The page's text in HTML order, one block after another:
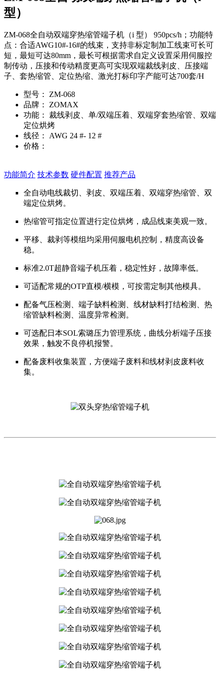
型）
ZM-068全自动双端穿热缩管端子机（i 型） 950pcs/h；功能特
点：合适AWG10#-16#的线束，支持非标定制加工线束可长可
短，最短可达80mm，最长可根据需求自定义设置采用伺服控
制传动，压接和传动精度更高可实现双端裁线剥皮、压接端
子、套热缩管、定位热缩、激光打标印字产能可达700套/H
型号：
ZM-068
品牌：
ZOMAX
功能：
裁线剥皮、单/双端压着、双端穿套热缩管、双端
定位烘烤
线径：
AWG 24 #- 12 #
价格：
功能简介 技术参数 硬件配置 推荐产品
全自动电线裁切、剥皮、双端压着、双端穿热缩管、双
端定位烘烤。
热缩管可指定位置进行定位烘烤，成品线束美观一致。
平移、裁剥等模组均采用伺服电机控制，精度高设备
稳。
标准2.0T超静音端子机压着，稳定性好，故障率低。
可适配常规的OTP直模/横模，可按需定制其他模具。
配备气压检测、端子缺料检测、线材缺料打结检测、热
缩管缺料检测、温度异常检测。
可选配日本SOL索璐压力管理系统，曲线分析端子压接
效果，触发不良停机报警。
配备废料收集装置，方便端子废料和线材剥皮废料收
集。